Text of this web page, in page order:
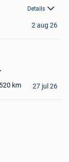
Details
2 aug 26
km 27 jul 26